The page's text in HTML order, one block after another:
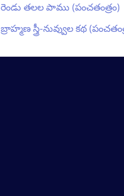
రెండు తలల పాము (పంచతంత్రం)
బ్రాహ్మణ స్త్రీ-నువ్వుల కథ